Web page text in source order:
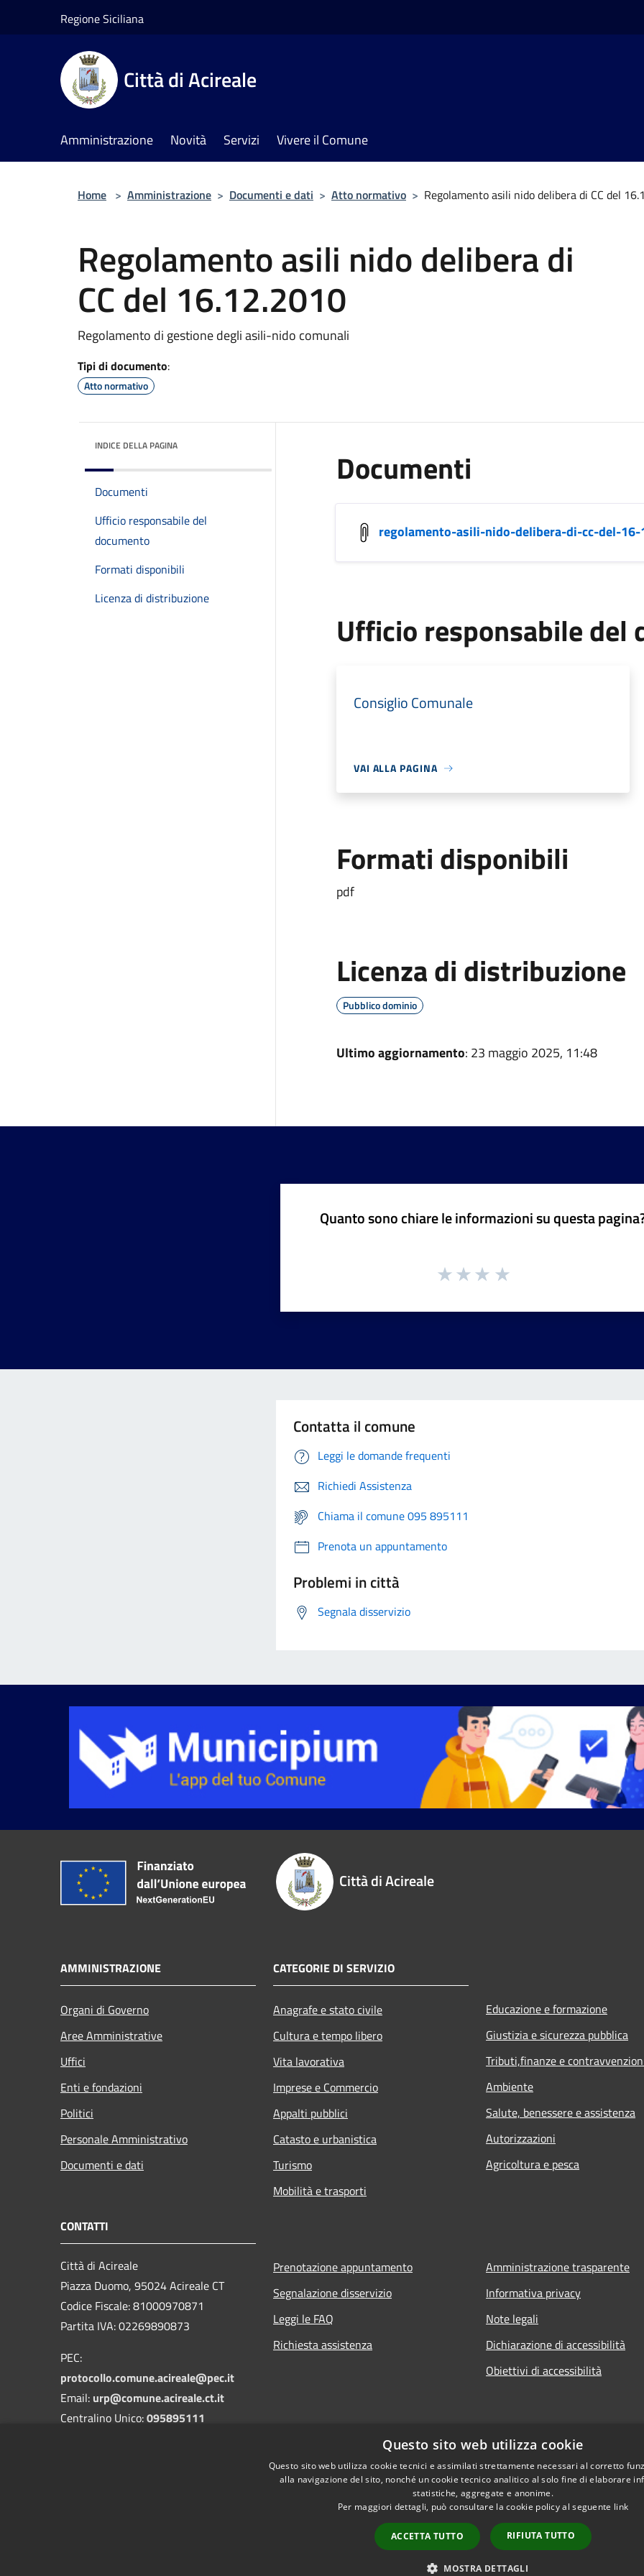
Regione Siciliana
Città di Acireale
Amministrazione Novità Servizi Vivere il Comune
Home > Amministrazione > Documenti e dati > Atto normativo > Regolamento asili nido delibera di CC del
Regolamento asili nido delibera di
CC del 16.12.2010
Regolamento di gestione degli asili-nido comunali
Tipi di documento:
Atto normativo
INDICE DELLA PAGINA
Documenti
Ufficio responsabile del
documento
Formati disponibili
Licenza di distribuzione
Documenti
regolamento-asili-nido-delibera-di-cc-del-
Ufficio responsabile del
Consiglio Comunale
VAI ALLA PAGINA
Formati disponibili
pdf
Licenza di distribuzione
Pubblico dominio
Ultimo aggiornamento: 23 maggio 2025, 11:48
Quanto sono chiare le informazioni su questa
Contatta il comune
Leggi le domande frequenti
Richiedi Assistenza
Chiama il comune 095 895111
Prenota un appuntamento
Problemi in città
Segnala disservizio
Città di Acireale
AMMINISTRAZIONE
Organi di Governo
Aree Amministrative
Uffici
Enti e fondazioni
Politici
Personale Amministrativo
Documenti e dati
CATEGORIE DI SERVIZIO
Anagrafe e stato civile
Cultura e tempo libero
Vita lavorativa
Imprese e Commercio
Appalti pubblici
Catasto e urbanistica
Turismo
Mobilità e trasporti
Educazione e formazione
Giustizia e sicurezza pubblica
Tributi,finanze e
Ambiente
Salute, benessere e assistenza
Autorizzazioni
Agricoltura e pesca
CONTATTI
Città di Acireale
Piazza Duomo, 95024 Acireale CT
Codice Fiscale: 81000970871
Partita IVA: 02269890873
PEC:
protocollo.comune.acireale@pec.it
Email: urp@comune.acireale.ct.it
Centralino Unico:095895111
Prenotazione appuntamento
Segnalazione disservizio
Leggi le FAQ
Richiesta assistenza
Amministrazione trasparente
Informativa privacy
Note legali
Dichiarazione di accessibilità
Obiettivi di accessibilità
Questo sito web utilizza cookie
Questo sito web utilizza cookie tecnici e assimilati strettamente necessari al corretto
alla navigazione del sito, nonché un cookie tecnico analitico al solo fine di elaborare
statistiche, aggregate e anonime.
Per maggiori dettagli, può consultare la cookie policy al seguente link
ACCETTA TUTTO RIFIUTA TUTTO
MOSTRA DETTAGLI